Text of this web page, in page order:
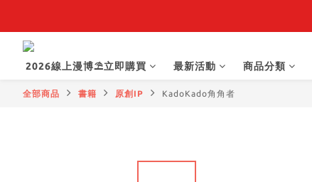
2026線上漫博⛱️立即購買
最新活動 商品分類
全部商品 書籍 原創IP KadoKado角角者